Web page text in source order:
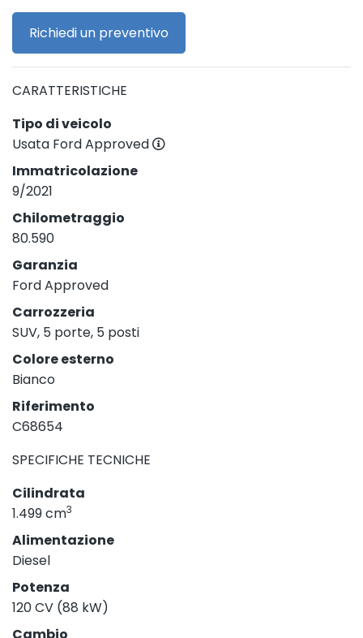
Richiedi un preventivo
CARATTERISTICHE
Tipo di veicolo
Usata Ford Approved
Immatricolazione
9/2021
Chilometraggio
80.590
Garanzia
Ford Approved
Carrozzeria
SUV, 5 porte, 5 posti
Colore esterno
Bianco
Riferimento
C68654
SPECIFICHE TECNICHE
Cilindrata
1.499 cm3
Alimentazione
Diesel
Potenza
120 CV (88 kW)